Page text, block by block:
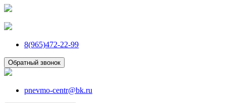
8(965)472-22-99
Обратный звонок
pnevmo-centr@bk.ru